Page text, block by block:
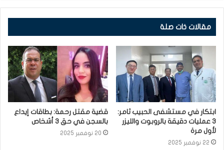
مقالات ذات صلة
ابتكار في مستشفى الحبيب ثامر:
3 عمليات دقيقة بالروبوت والليزر
لأول مرة
22 نوفمبر 2025
قضية مقتل رحمة: بطاقات إيداع
بالسجن في حق 3 أشخاص
20 نوفمبر 2025